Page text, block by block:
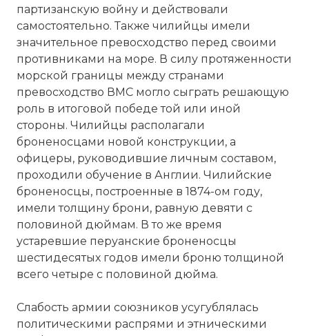
партизанскую войну и действовали
самостоятельно. Также чилийцы имели
значительное превосходство перед своими
противниками на море. В силу протяженности
морской границы между странами
превосходство ВМС могло сыграть решающую
роль в итоговой победе той или иной
стороны. Чилийцы располагали
броненосцами новой конструкции, а
офицеры, руководившие личным составом,
проходили обучение в Англии. Чилийские
броненосцы, построенные в 1874-ом году,
имели толщину брони, равную девяти с
половиной дюймам. В то же время
устаревшие перуанские броненосцы
шестидесятых годов имели броню толщиной
всего четыре с половиной дюйма.
Слабость армии союзников усугублялась
политическими распрями и этническими